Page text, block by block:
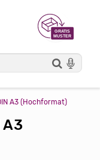
A3 (Hochformat)